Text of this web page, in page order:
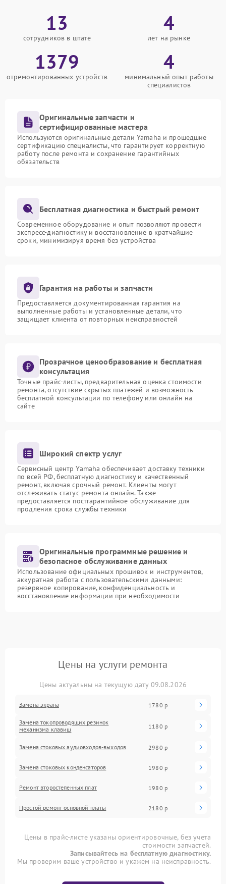
13
сотрудников в штате
4
лет на рынке
1379
отремонтированных устройств
4
минимальный опыт работы
специалистов
Оригинальные запчасти и
сертифицированные мастера
Используются оригинальные детали Yamaha и прошедшие
сертификацию специалисты, что гарантирует корректную
работу после ремонта и сохранение гарантийных
обязательств
Бесплатная диагностика и быстрый ремонт
Современное оборудование и опыт позволяют провести
экспресс-диагностику и восстановление в кратчайшие
сроки, минимизируя время без устройства
Гарантия на работы и запчасти
Предоставляется документированная гарантия на
выполненные работы и установленные детали, что
защищает клиента от повторных неисправностей
Прозрачное ценообразование и бесплатная
консультация
Точные прайс-листы, предварительная оценка стоимости
ремонта, отсутствие скрытых платежей и возможность
бесплатной консультации по телефону или онлайн на
сайте
Широкий спектр услуг
Сервисный центр Yamaha обеспечивает доставку техники
по всей РФ, бесплатную диагностику и качественный
ремонт, включая срочный ремонт. Клиенты могут
отслеживать статус ремонта онлайн. Также
предоставляется постгарантийное обслуживание для
продления срока службы техники
Оригинальные программные решение и
безопасное обслуживание данных
Использование официальных прошивок и инструментов,
аккуратная работа с пользовательскими данными:
резервное копирование, конфиденциальность и
восстановление информации при необходимости
Цены на услуги ремонта
Цены актуальны на текущую дату 09.08.2026
Замена экрана 1780 р
Замена токопроводящих резинок
механизма клавиш
1180 р
Замена стоковых аудиовходов-выходов 2980 р
Замена стоковых конденсаторов 1980 р
Ремонт второстепенных плат 1980 р
Простой ремонт основной платы 2180 р
Цены в прайс-листе указаны ориентировочные, без учета
стоимости запчастей.
Записывайтесь на бесплатную диагностику.
Мы проверим ваше устройство и укажем на неисправность.